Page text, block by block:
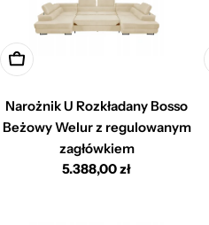
Dodaj do koszyka
Narożnik U Rozkładany Bosso
Beżowy Welur z regulowanym
zagłówkiem
Cena
5.388,00 zł